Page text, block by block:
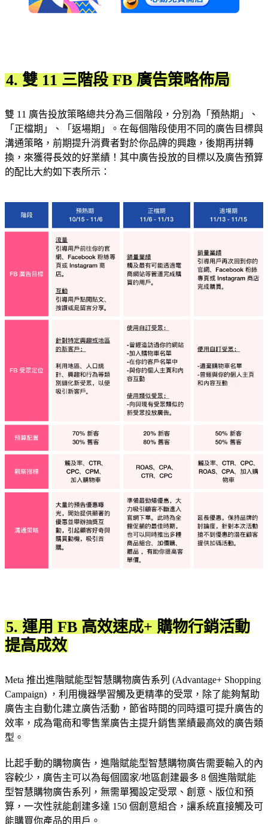
4. 雙 11 三階段 FB 廣告策略佈局
雙 11 廣告投放策略總共分為三個階段，分別為「預熱期」、
「正檔期」、「返場期」。在每個階段使用不同的廣告目標與
溝通策略，前期提升消費者對於你品牌的興趣，後期再拼轉
換，來獲得長效的好業績！其中廣告投放的目標以及廣告預算
的配比大約如下表所示：
5. 運用 FB 高效速成+ 購物行銷活動
提高成效
Meta 推出進階賦能型智慧購物廣告系列 (Advantage+ Shopping
Campaign) ，利用機器學習觸及更精準的受眾，除了能夠幫助
廣告主自動化建立廣告活動，節省時間的同時還可提升廣告的
效率，成為電商和零售業廣告主提升銷售業績最高效的廣告類
型。
比起手動的購物廣告，進階賦能型智慧購物廣告需要輸入的內
容較少，廣告主可以為每個國家/地區創建最多 8 個進階賦能
型智慧購物廣告系列，無需單獨設定受眾、創意、版位和預
算，一次性就能創建多達 150 個創意組合，讓系統直接觸及可
能購買你產品的用戶。